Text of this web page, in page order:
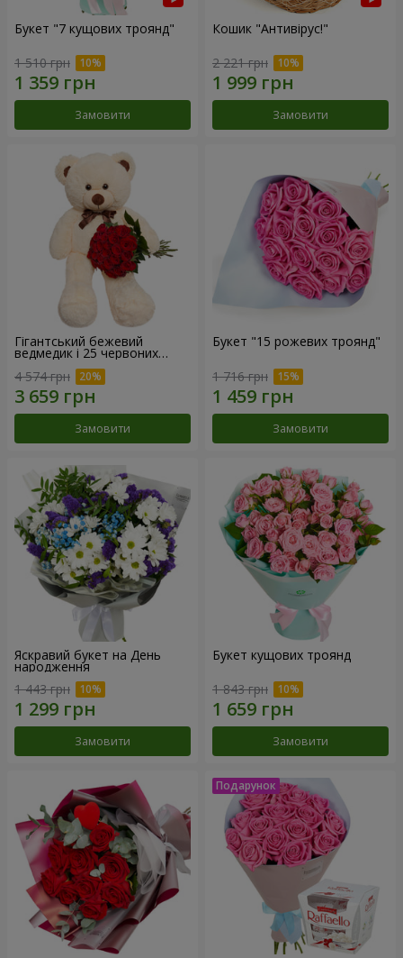
Букет "7 кущових троянд"
1 510 грн
Замовити
Кошик "Антивірус!"
2 221 грн
Замовити
Гігантський бежевий
ведмедик і 25 червоних
троянд
4 574 грн
Замовити
Букет "15 рожевих троянд"
1 716 грн
Замовити
Яскравий букет на День
народження
1 443 грн
Замовити
Букет кущових троянд
1 843 грн
Замовити